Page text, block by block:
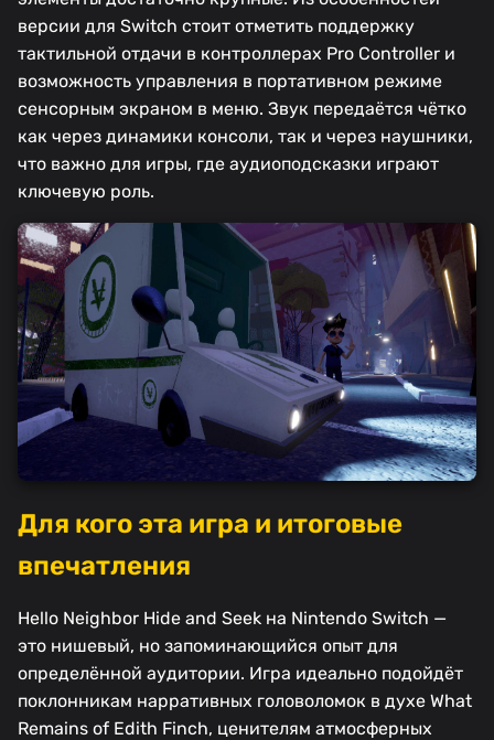
версии для Switch стоит отметить поддержку
тактильной отдачи в контроллерах Pro Controller и
возможность управления в портативном режиме
сенсорным экраном в меню. Звук передаётся чётко
как через динамики консоли, так и через наушники,
что важно для игры, где аудиоподсказки играют
ключевую роль.
Для кого эта игра и итоговые
впечатления
Hello Neighbor Hide and Seek на Nintendo Switch —
это нишевый, но запоминающийся опыт для
определённой аудитории. Игра идеально подойдёт
поклонникам нарративных головоломок в духе What
Remains of Edith Finch, ценителям атмосферных